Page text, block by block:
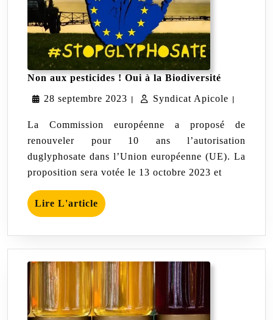
Non aux pesticides ! Oui à la Biodiversité
pesticides !
à
28 septembre 2023 28
| Syndicat Apicole Syndicat
|
La Commission européenne a proposé de
renouveler pour 10 ans l’autorisation
duglyphosate dans l’Union européenne (UE). La
proposition sera votée le 13 octobre 2023 et
Lire L'article Lire
L'article